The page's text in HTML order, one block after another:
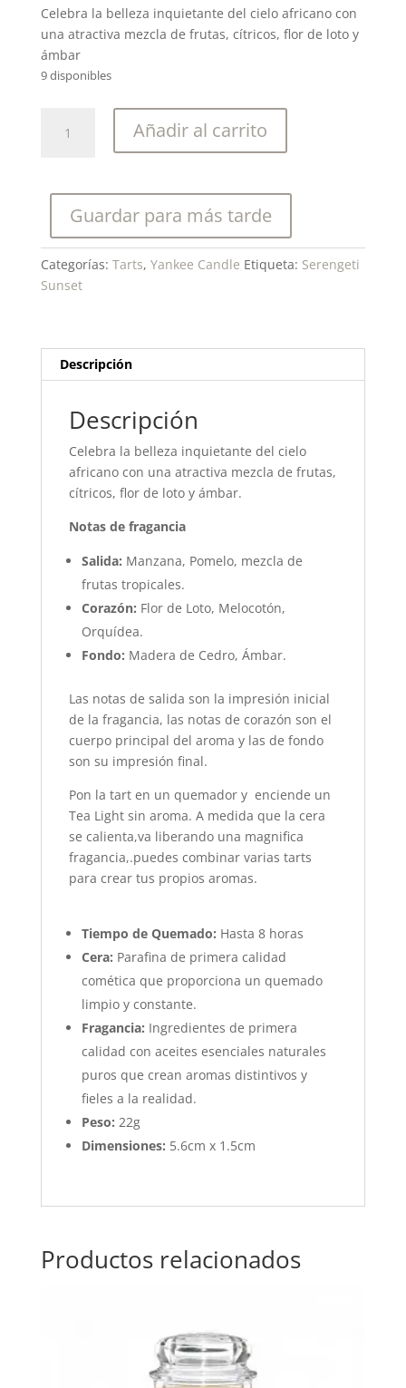
Celebra la belleza inquietante del cielo africano con
una atractiva mezcla de frutas, cítricos, flor de loto y
ámbar
9 disponibles
Sunset
cantidad
Añadir al carrito
Guardar para más tarde
Categorías: Tarts, Yankee Candle Etiqueta: Serengeti
Sunset
Descripción
Descripción
Celebra la belleza inquietante del cielo
africano con una atractiva mezcla de frutas,
cítricos, flor de loto y ámbar.
Notas de fragancia
Salida: Manzana, Pomelo, mezcla de
frutas tropicales.
Corazón: Flor de Loto, Melocotón,
Orquídea.
Fondo: Madera de Cedro, Ámbar.
Las notas de salida son la impresión inicial
de la fragancia, las notas de corazón son el
cuerpo principal del aroma y las de fondo
son su impresión final.
Pon la tart en un quemador y enciende un
Tea Light sin aroma. A medida que la cera
se calienta,va liberando una magnifica
fragancia,.puedes combinar varias tarts
para crear tus propios aromas.
Tiempo de Quemado: Hasta 8 horas
Cera: Parafina de primera calidad
comética que proporciona un quemado
limpio y constante.
Fragancia: Ingredientes de primera
calidad con aceites esenciales naturales
puros que crean aromas distintivos y
fieles a la realidad.
Peso: 22g
Dimensiones: 5.6cm x 1.5cm
Productos relacionados